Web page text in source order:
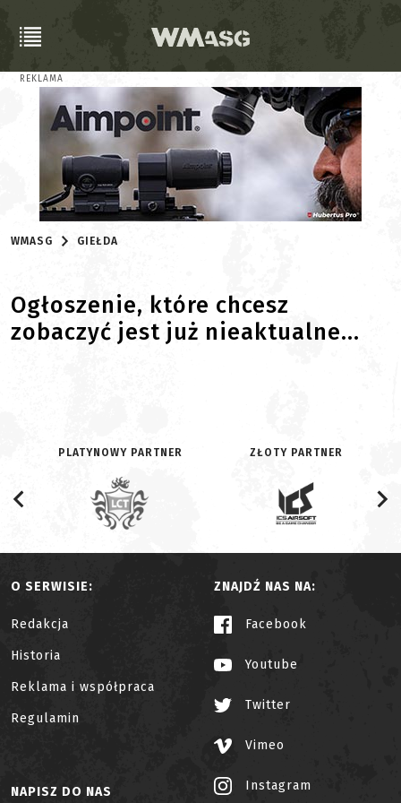
REKLAMA
WMASG GIEŁDA
Ogłoszenie, które chcesz
zobaczyć jest już nieaktualne...
PLATYNOWY PARTNER ZŁOTY PARTNER
O SERWISIE:
Redakcja
Historia
Reklama i współpraca
Regulamin
ZNAJDŹ NAS NA:
Facebook
Youtube
Twitter
Vimeo
Instagram
NAPISZ DO NAS